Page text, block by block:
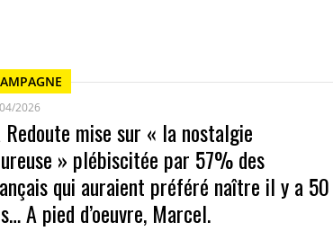
2026
Redoute mise sur « la nostalgie
» plébiscitée par 57% des
qui auraient préféré naître il y a 50
A pied d’oeuvre, Marcel.